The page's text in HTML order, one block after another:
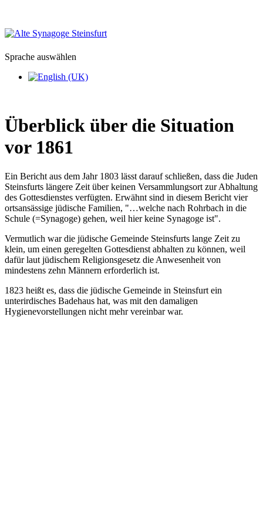
Sprache auswählen
Überblick über die Situation
vor 1861
Ein Bericht aus dem Jahr 1803 lässt darauf schließen, dass die Juden
Steinsfurts längere Zeit über keinen Versammlungsort zur Abhaltung
des Gottesdienstes verfügten. Erwähnt sind in diesem Bericht vier
ortsansässige jüdische Familien, "…welche nach Rohrbach in die
Schule (=Synagoge) gehen, weil hier keine Synagoge ist".
Vermutlich war die jüdische Gemeinde Steinsfurts lange Zeit zu
klein, um einen geregelten Gottesdienst abhalten zu können, weil
dafür laut jüdischem Religionsgesetz die Anwesenheit von
mindestens zehn Männern erforderlich ist.
1823 heißt es, dass die jüdische Gemeinde in Steinsfurt ein
unterirdisches Badehaus hat, was mit den damaligen
Hygienevorstellungen nicht mehr vereinbar war.